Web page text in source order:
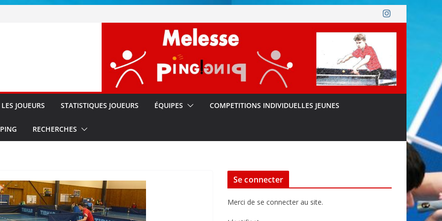
LES JOUEURS STATISTIQUES JOUEURS ÉQUIPES COMPETITIONS INDIVIDUELLES JEUNES
RECHERCHES
Se connecter
Merci de se connecter au site.